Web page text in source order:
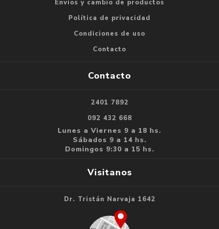
Envíos y cambio de productos
Política de privacidad
Condiciones de uso
Contacto
Contacto
2401 7892
092 432 668
Lunes a Viernes 9 a 18 hs.
Sábados 9 a 14 hs.
Domingos 9:30 a 15 hs.
Visitanos
Dr. Tristán Narvaja 1642